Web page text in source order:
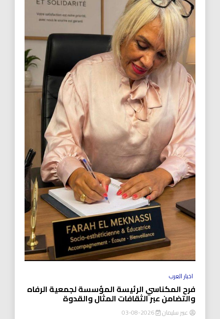
اخبار العرب
فرح المكناسي الرئيسة المؤسسة لجمعية الرفاه
والتضامن عبر الثقافات المثال والقدوة
عبير سليمان 2026-08-03